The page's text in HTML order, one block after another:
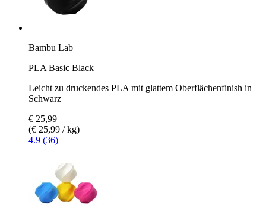
Bambu Lab
PLA Basic Black
Leicht zu druckendes PLA mit glattem Oberflächenfinish in
Schwarz
€ 25,99
(€ 25,99 / kg)
4.9 (36)